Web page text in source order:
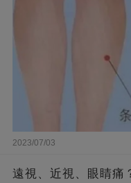
2023/07/03
遠視、近視、眼睛痛